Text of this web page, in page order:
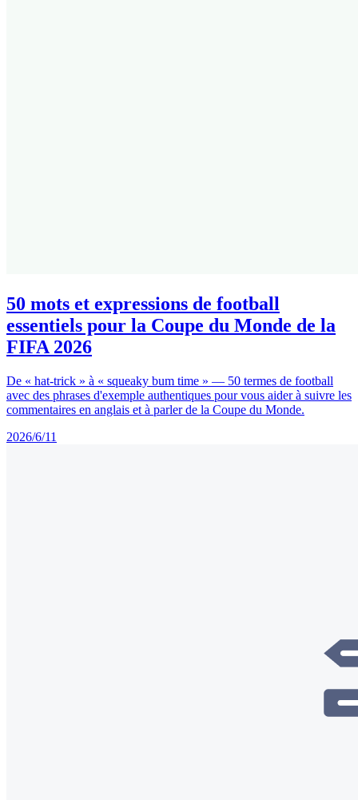
50 mots et expressions de football
essentiels pour la Coupe du Monde de la
FIFA 2026
De « hat-trick » à « squeaky bum time » — 50 termes de football
avec des phrases d'exemple authentiques pour vous aider à suivre les
commentaires en anglais et à parler de la Coupe du Monde.
2026/6/11